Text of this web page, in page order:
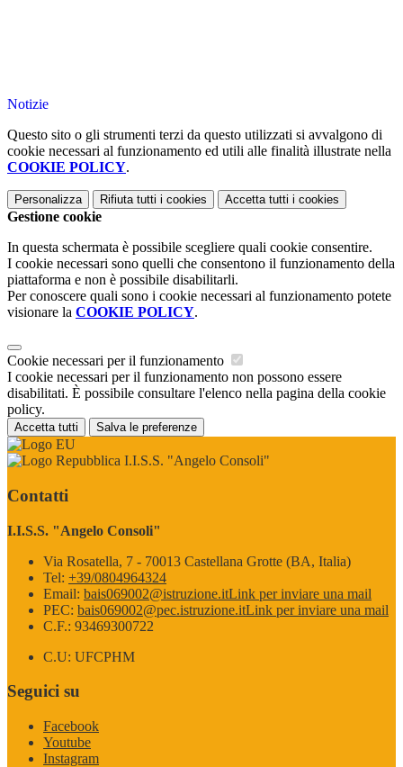
Notizie
Questo sito o gli strumenti terzi da questo utilizzati si avvalgono di
cookie necessari al funzionamento ed utili alle finalità illustrate nella
COOKIE POLICY.
Personalizza Rifiuta tutti i cookies Accetta tutti i cookies
Gestione cookie
In questa schermata è possibile scegliere quali cookie consentire.
I cookie necessari sono quelli che consentono il funzionamento della
piattaforma e non è possibile disabilitarli.
Per conoscere quali sono i cookie necessari al funzionamento potete
visionare la COOKIE POLICY.
Cookie necessari per il funzionamento
I cookie necessari per il funzionamento non possono essere
disabilitati. È possibile consultare l'elenco nella pagina della cookie
policy.
Accetta tutti Salva le preferenze
I.I.S.S. "Angelo Consoli"
Contatti
I.I.S.S. "Angelo Consoli"
Via Rosatella, 7 - 70013 Castellana Grotte (BA, Italia)
Tel: +39/0804964324
Email: bais069002@istruzione.itLink per inviare una mail
PEC: bais069002@pec.istruzione.itLink per inviare una mail
C.F.: 93469300722
C.U: UFCPHM
Seguici su
Facebook
Youtube
Instagram